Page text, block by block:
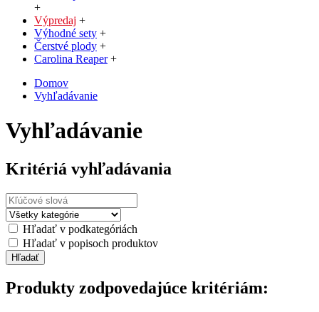
+
Výpredaj +
Výhodné sety +
Čerstvé plody +
Carolina Reaper +
Domov
Vyhľadávanie
Vyhľadávanie
Kritériá vyhľadávania
Hľadať v podkategóriách
Hľadať v popisoch produktov
Produkty zodpovedajúce kritériám: